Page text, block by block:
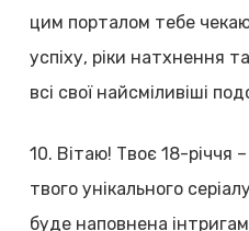
цим порталом тебе
успіху, ріки натхнення
всі свої найсміливіші
10. Вітаю! Твоє 18-річчя
твого унікального
буде наповнена